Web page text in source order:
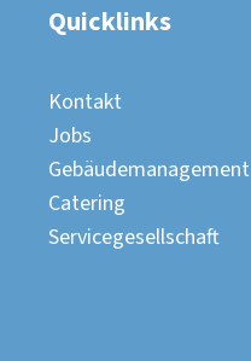
Quicklinks
Kontakt
Jobs
Gebäudemanagement
Catering
Servicegesellschaft